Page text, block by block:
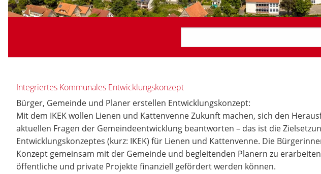
Integriertes Kommunales Entwicklungskonzept
Bürger, Gemeinde und Planer erstellen Entwicklungskonzept:
Mit dem IKEK wollen Lienen und Kattenvenne Zukunft machen, sich den
aktuellen Fragen der Gemeindeentwicklung beantworten – das ist die
Entwicklungskonzeptes (kurz: IKEK) für Lienen und Kattenvenne. Die
Konzept gemeinsam mit der Gemeinde und begleitenden Planern zu
öffentliche und private Projekte finanziell gefördert werden können.